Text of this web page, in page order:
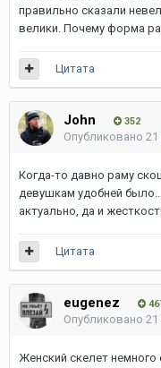
правильно сказали
велики. Почему форма
Цитата
John 352
Опубликовано 21
Когда-то давно раму
девушкам удобней
актуально, да и
Цитата
eugenez
Опубликовано 21
Женский скелет